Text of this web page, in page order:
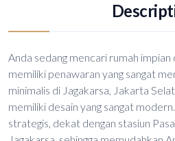
Anda sedang mencari rumah
memiliki penawaran yang sangat
minimalis di Jagakarsa, Jakarta
memiliki desain yang sangat
strategis, dekat dengan stasiun